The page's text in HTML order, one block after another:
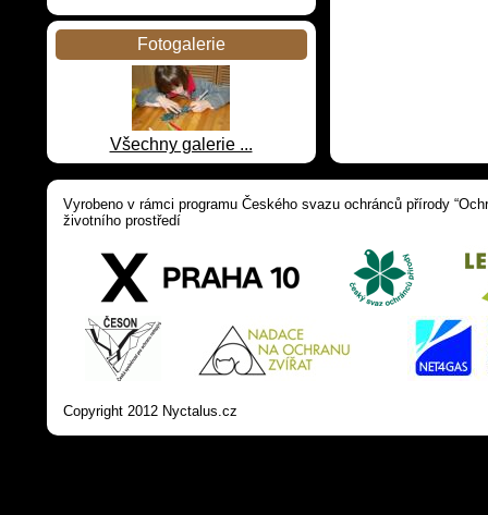
Fotogalerie
Všechny galerie ...
Vyrobeno v rámci programu Českého svazu ochránců přírody
životního prostředí
Copyright 2012 Nyctalus.cz